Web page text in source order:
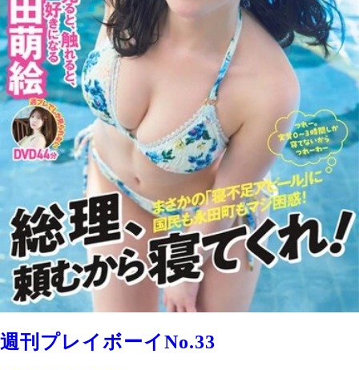
週刊プレイボーイNo.33